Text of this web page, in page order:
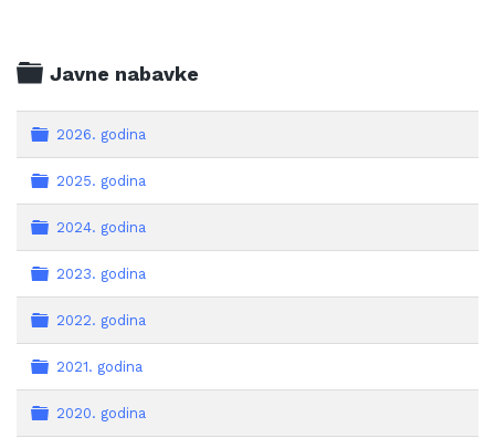
Folder
Javne nabavke
Folder
2026. godina
Folder
2025. godina
Folder
2024. godina
Folder
2023. godina
Folder
2022. godina
Folder
2021. godina
Folder
2020. godina